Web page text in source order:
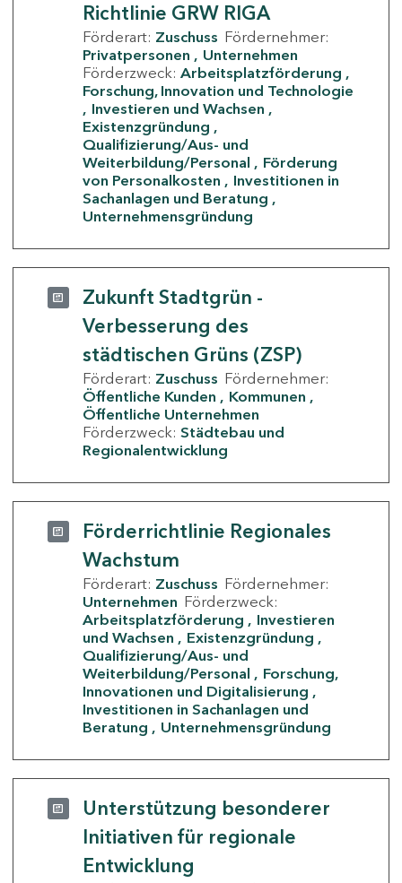
Richtlinie GRW RIGA
Förderart: Zuschuss Fördernehmer:
Privatpersonen
Unternehmen
Förderzweck: Arbeitsplatzförderung
Forschung, Innovation und Technologie
Investieren und Wachsen
Existenzgründung
Qualifizierung/Aus- und
Weiterbildung/Personal
Förderung
von Personalkosten
Investitionen in
Sachanlagen und Beratung
Unternehmensgründung
Zukunft Stadtgrün -
Verbesserung des
städtischen Grüns (ZSP)
Förderart: Zuschuss Fördernehmer:
Öffentliche Kunden
Kommunen
Öffentliche Unternehmen
Förderzweck: Städtebau und
Regionalentwicklung
Förderrichtlinie Regionales
Wachstum
Förderart: Zuschuss Fördernehmer:
Unternehmen Förderzweck:
Arbeitsplatzförderung
Investieren
und Wachsen
Existenzgründung
Qualifizierung/Aus- und
Weiterbildung/Personal
Forschung,
Innovationen und Digitalisierung
Investitionen in Sachanlagen und
Beratung
Unternehmensgründung
Unterstützung besonderer
Initiativen für regionale
Entwicklung